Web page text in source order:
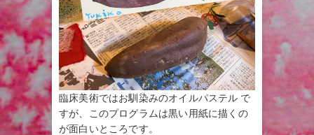
臨床美術ではお馴染みのオイルパステル で
すが、このプログラムは黒い用紙に描くの
が面白いところです。